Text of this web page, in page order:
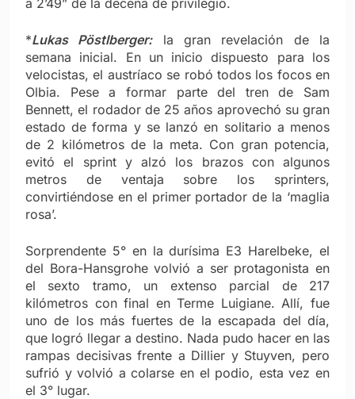
*Lukas Pöstlberger:la gran revelación de la
semana inicial. En un inicio dispuesto para los
velocistas, el austríaco se robó todos los focos en
Olbia. Pese a formar parte del tren de Sam
Bennett, el rodador de 25 años aprovechó su gran
estado de forma y se lanzó en solitario a menos
de 2 kilómetros de la meta. Con gran potencia,
evitó el sprint y alzó los brazos con algunos
metros de ventaja sobre los sprinters,
convirtiéndose en el primer portador de la ‘maglia
rosa’.
Sorprendente 5° en la durísima E3 Harelbeke, el
del Bora-Hansgrohe volvió a ser protagonista en
el sexto tramo, un extenso parcial de 217
kilómetros con final en Terme Luigiane. Allí, fue
uno de los más fuertes de la escapada del día,
que logró llegar a destino. Nada pudo hacer en las
rampas decisivas frente a Dillier y Stuyven, pero
sufrió y volvió a colarse en el podio, esta vez en
el 3° lugar.